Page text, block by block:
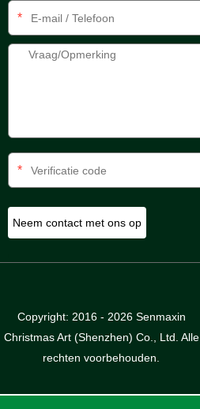
*
*
Copyright: 2016 - 2026 Senmaxin
Christmas Art (Shenzhen) Co., Ltd. Alle
rechten voorbehouden.